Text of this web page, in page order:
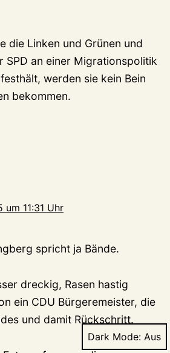
die Linken und Grünen und
SPD an einer Migrationspolitik
werden sie kein Bein
bekommen.
11:31 Uhr
spricht ja Bände.
dreckig, Rasen hastig
ein CDU Bürgeremeister, die
und damit Rückschritt.
Dark Mode: